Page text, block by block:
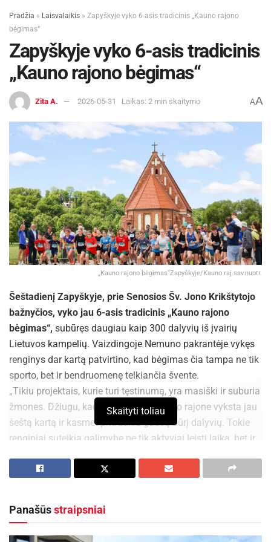
Pradžia » Laisvalaikis » Zapyškyje vyko 6-asis tradicinis „Kauno rajono
bėgimas“
Zapyškyje vyko 6-asis tradicinis
„Kauno rajono bėgimas“
Zita A. 2026-05-31 Laikas: 2 min skaitymo AA
„Kauno rajono bėgimas“Zapyškyje/Kauno raj.sav.nuotr.
Šeštadienį Zapyškyje, prie Senosios Šv. Jono Krikštytojo
bažnyčios, vyko jau 6-asis tradicinis „Kauno rajono
bėgimas“, subūręs daugiau kaip 300 dalyvių iš įvairių
Lietuvos kampelių. Vaizdingoje Nemuno pakrantėje vykęs
renginys dar kartą patvirtino, kad bėgimas čia tampa ne tik
sporto, bet ir bendruomenę telkiančia švente.
„Tikiu projektais, kurie turi tęstinumą, yra masiški ir suburia
žmones. Džiugu, kad šis bėgimas Kauno rajone vyksta jau
šeštą kartą ir kasmet pritraukia gausų būrį dalyvių. Tokie
renginiai suteikia galimybę ne tik aktyviai leisti laiką, bet ir
nuotaiką“, – susirinkusiems sakė Kauno rajono vicemeras
pačių jauniausiųjų iki ilgametę patirtį turinčių bėgikų. Į
Zapyškį atvyko sporto mėgėjai iš Kauno miesto ir rajono,
Skaityti toliau
Panašūsstraipsniai